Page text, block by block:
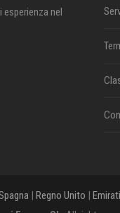
nel
Regno Unito